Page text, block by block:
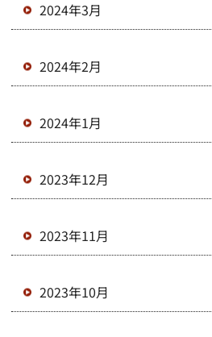
2024年3月
2024年2月
2024年1月
2023年12月
2023年11月
2023年10月